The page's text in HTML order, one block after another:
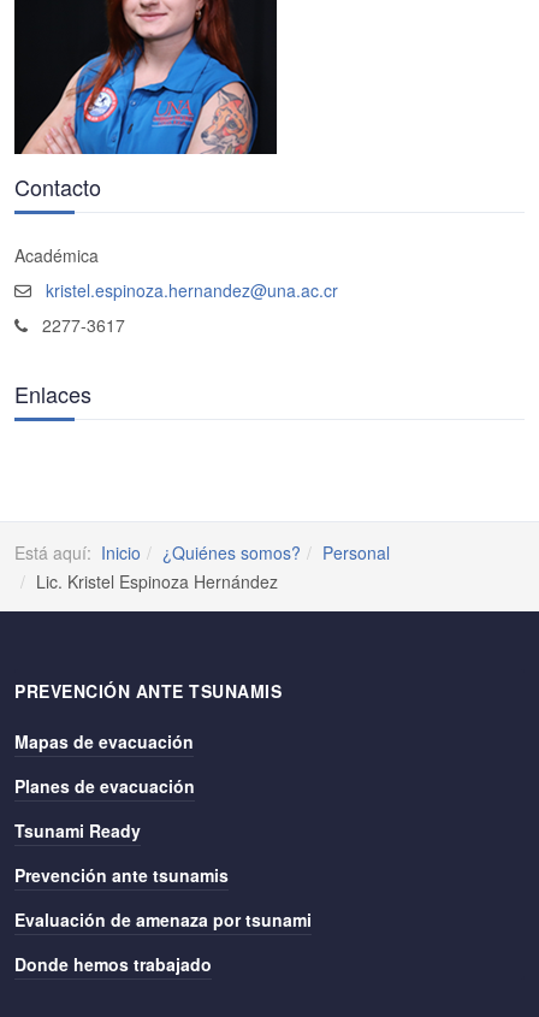
Contacto
Académica
kristel.espinoza.hernandez@una.ac.cr
2277-3617
Enlaces
Está aquí: Inicio ¿Quiénes somos?
Personal
Lic. Kristel Espinoza Hernández
PREVENCIÓN ANTE TSUNAMIS
Mapas de evacuación
Planes de evacuación
Tsunami Ready
Prevención ante tsunamis
Evaluación de amenaza por tsunami
Donde hemos trabajado